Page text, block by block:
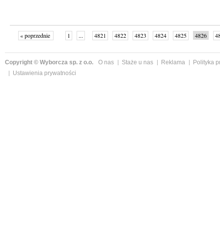
« poprzednie 1 ... 4821 4822 4823 4824 4825 4826
Copyright © Wyborcza sp. z o.o. O nas Staże u nas Reklama
Polityka
Ustawienia prywatności